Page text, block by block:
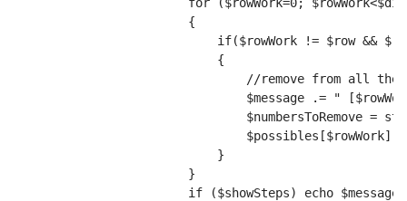
{
if($rowWork != $row && $rowWork !=
{
//remove from all the other
$message .= "
$numbersToRemove =
$possibles[$rowWork][$column] =
}
}
if ($showSteps) echo